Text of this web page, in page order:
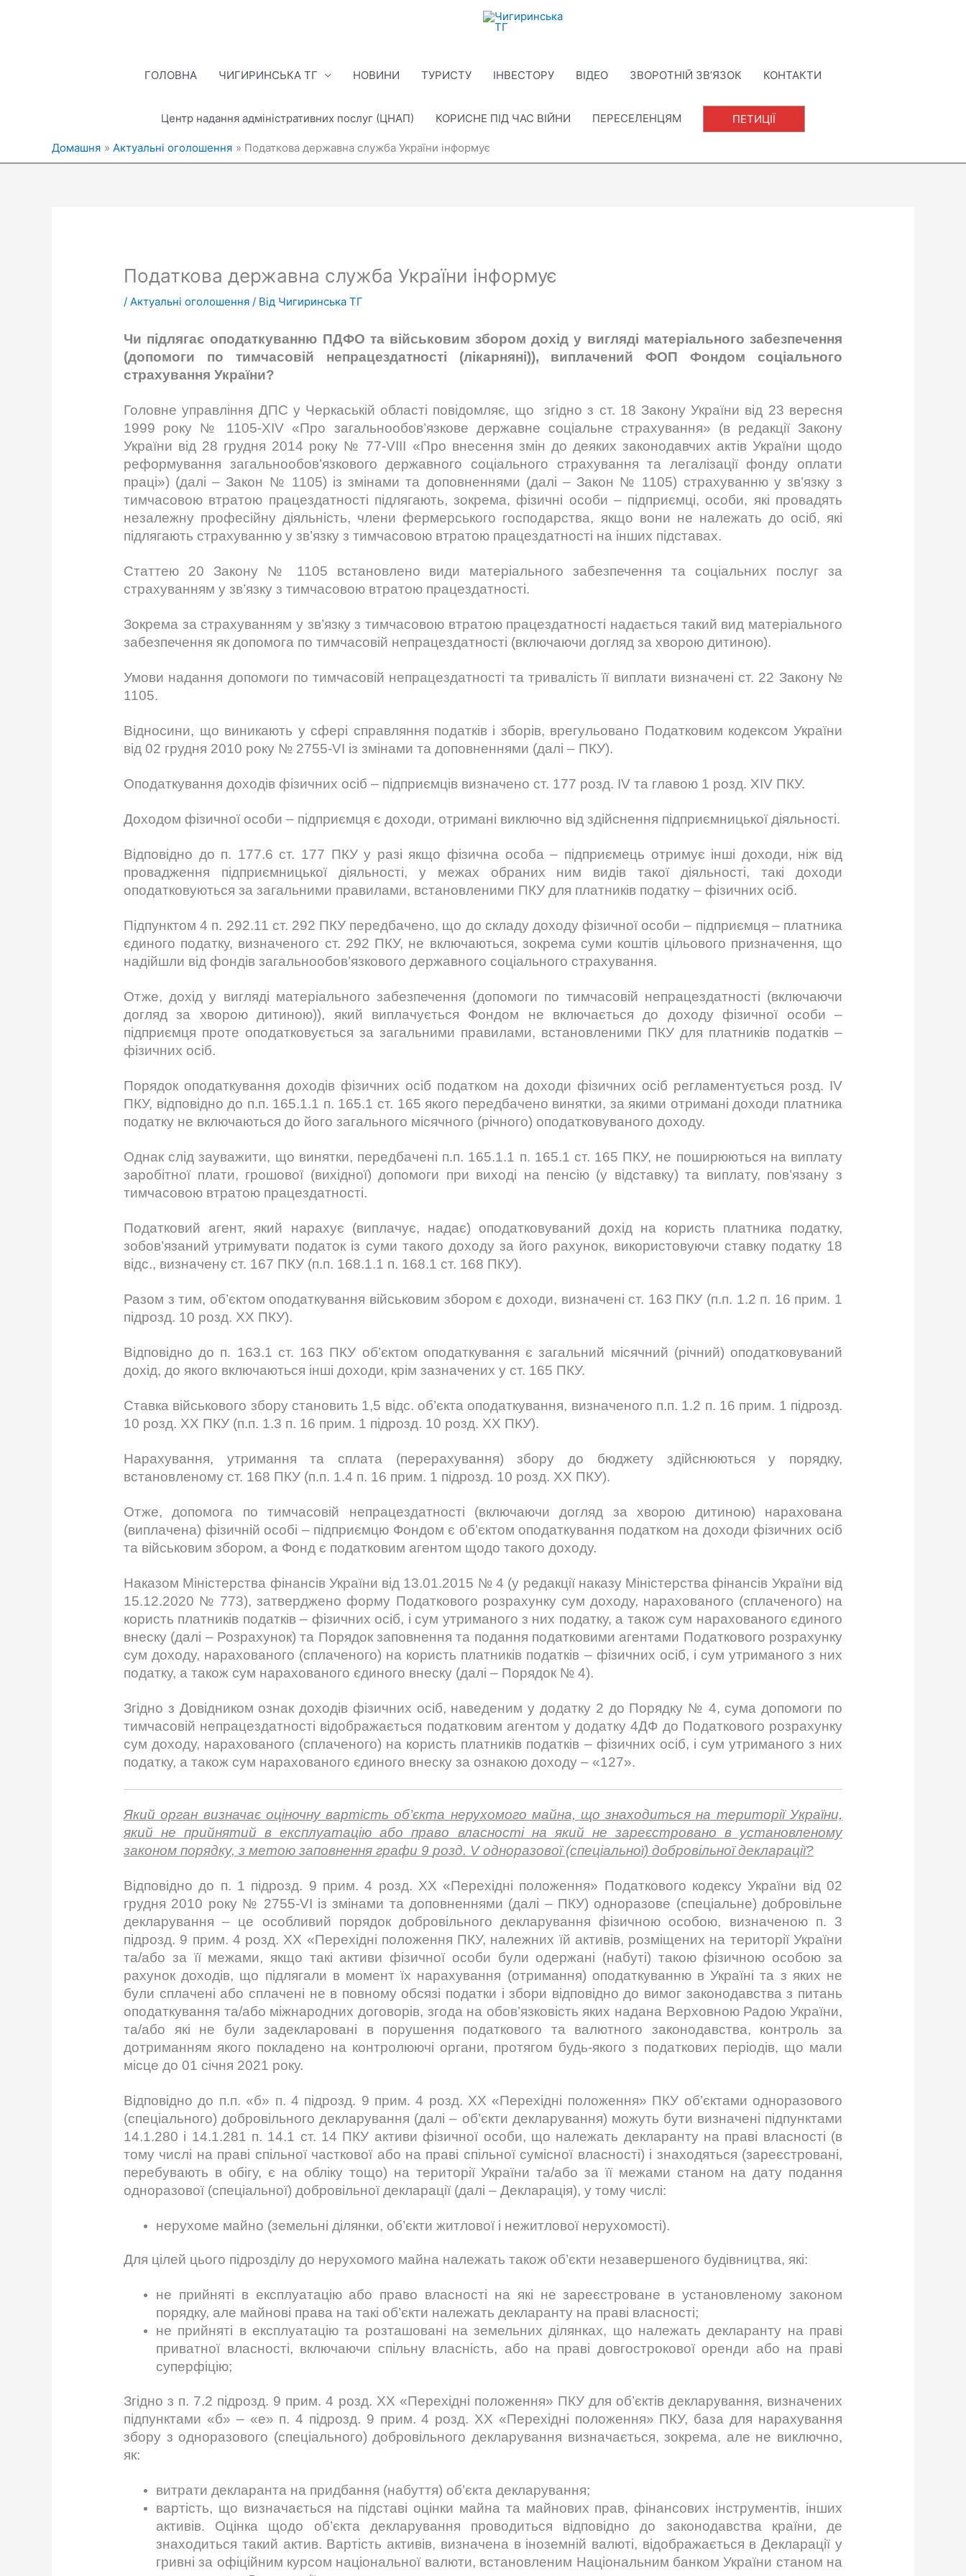
ГОЛОВНА ЧИГИРИНСЬКА ТГ НОВИНИ ТУРИСТУ ІНВЕСТОРУ ВІДЕО ЗВОРОТНІЙ ЗВ’ЯЗОК КОНТАКТИ
Центр надання адміністративних послуг (ЦНАП) КОРИСНЕ ПІД ЧАС ВІЙНИ ПЕРЕСЕЛЕНЦЯМ ПЕТИЦІЇ
Домашня Актуальні оголошення Податкова державна служба України інформує
Податкова державна служба України інформує
/Актуальні оголошення / Від Чигиринська ТГ
Чи підлягає оподаткуванню ПДФО та військовим збором дохід у вигляді матеріального забезпечення
(допомоги по тимчасовій непрацездатності (лікарняні)), виплачений ФОП Фондом соціального
страхування України?
Головне управління ДПС у Черкаській області повідомляє, що згідно з ст. 18 Закону України від 23 вересня
1999 року № 1105-XIV «Про загальнообов’язкове державне соціальне страхування» (в редакції Закону
України від 28 грудня 2014 року № 77-VIII «Про внесення змін до деяких законодавчих актів України щодо
реформування загальнообов’язкового державного соціального страхування та легалізації фонду оплати
праці») (далі – Закон № 1105) із змінами та доповненнями (далі – Закон № 1105) страхуванню у зв’язку з
тимчасовою втратою працездатності підлягають, зокрема, фізичні особи – підприємці, особи, які провадять
незалежну професійну діяльність, члени фермерського господарства, якщо вони не належать до осіб, які
підлягають страхуванню у зв’язку з тимчасовою втратою працездатності на інших підставах.
Статтею 20 Закону № 1105 встановлено види матеріального забезпечення та соціальних послуг за
страхуванням у зв’язку з тимчасовою втратою працездатності.
Зокрема за страхуванням у зв’язку з тимчасовою втратою працездатності надається такий вид матеріального
забезпечення як допомога по тимчасовій непрацездатності (включаючи догляд за хворою дитиною).
Умови надання допомоги по тимчасовій непрацездатності та тривалість її виплати визначені ст. 22 Закону №
1105.
Відносини, що виникають у сфері справляння податків і зборів, врегульовано Податковим кодексом України
від 02 грудня 2010 року № 2755-VI із змінами та доповненнями (далі – ПКУ).
Оподаткування доходів фізичних осіб – підприємців визначено ст. 177 розд. IV та главою 1 розд. XIV ПКУ.
Доходом фізичної особи – підприємця є доходи, отримані виключно від здійснення підприємницької діяльності.
Відповідно до п. 177.6 ст. 177 ПКУ у разі якщо фізична особа – підприємець отримує інші доходи, ніж від
провадження підприємницької діяльності, у межах обраних ним видів такої діяльності, такі доходи
оподатковуються за загальними правилами, встановленими ПКУ для платників податку – фізичних осіб.
Підпунктом 4 п. 292.11 ст. 292 ПКУ передбачено, що до складу доходу фізичної особи – підприємця – платника
єдиного податку, визначеного ст. 292 ПКУ, не включаються, зокрема суми коштів цільового призначення, що
надійшли від фондів загальнообов’язкового державного соціального страхування.
Отже, дохід у вигляді матеріального забезпечення (допомоги по тимчасовій непрацездатності (включаючи
догляд за хворою дитиною)), який виплачується Фондом не включається до доходу фізичної особи –
підприємця проте оподатковується за загальними правилами, встановленими ПКУ для платників податків –
фізичних осіб.
Порядок оподаткування доходів фізичних осіб податком на доходи фізичних осіб регламентується розд. IV
ПКУ, відповідно до п.п. 165.1.1 п. 165.1 ст. 165 якого передбачено винятки, за якими отримані доходи платника
податку не включаються до його загального місячного (річного) оподатковуваного доходу.
Однак слід зауважити, що винятки, передбачені п.п. 165.1.1 п. 165.1 ст. 165 ПКУ, не поширюються на виплату
заробітної плати, грошової (вихідної) допомоги при виході на пенсію (у відставку) та виплату, пов’язану з
тимчасовою втратою працездатності.
Податковий агент, який нарахує (виплачує, надає) оподатковуваний дохід на користь платника податку,
зобов’язаний утримувати податок із суми такого доходу за його рахунок, використовуючи ставку податку 18
відс., визначену ст. 167 ПКУ (п.п. 168.1.1 п. 168.1 ст. 168 ПКУ).
Разом з тим, об’єктом оподаткування військовим збором є доходи, визначені ст. 163 ПКУ (п.п. 1.2 п. 16 прим. 1
підрозд. 10 розд. ХХ ПКУ).
Відповідно до п. 163.1 ст. 163 ПКУ об’єктом оподаткування є загальний місячний (річний) оподатковуваний
дохід, до якого включаються інші доходи, крім зазначених у ст. 165 ПКУ.
Ставка військового збору становить 1,5 відс. об’єкта оподаткування, визначеного п.п. 1.2 п. 16 прим. 1 підрозд.
10 розд. XX ПКУ (п.п. 1.3 п. 16 прим. 1 підрозд. 10 розд. XX ПКУ).
Нарахування, утримання та сплата (перерахування) збору до бюджету здійснюються у порядку,
встановленому ст. 168 ПКУ (п.п. 1.4 п. 16 прим. 1 підрозд. 10 розд. XX ПКУ).
Отже, допомога по тимчасовій непрацездатності (включаючи догляд за хворою дитиною) нарахована
(виплачена) фізичній особі – підприємцю Фондом є об’єктом оподаткування податком на доходи фізичних осіб
та військовим збором, а Фонд є податковим агентом щодо такого доходу.
Наказом Міністерства фінансів України від 13.01.2015 № 4 (у редакції наказу Міністерства фінансів України від
15.12.2020 № 773), затверджено форму Податкового розрахунку сум доходу, нарахованого (сплаченого) на
користь платників податків – фізичних осіб, і сум утриманого з них податку, а також сум нарахованого єдиного
внеску (далі – Розрахунок) та Порядок заповнення та подання податковими агентами Податкового розрахунку
сум доходу, нарахованого (сплаченого) на користь платників податків – фізичних осіб, і сум утриманого з них
податку, а також сум нарахованого єдиного внеску (далі – Порядок № 4).
Згідно з Довідником ознак доходів фізичних осіб, наведеним у додатку 2 до Порядку № 4, сума допомоги по
тимчасовій непрацездатності відображається податковим агентом у додатку 4ДФ до Податкового розрахунку
сум доходу, нарахованого (сплаченого) на користь платників податків – фізичних осіб, і сум утриманого з них
податку, а також сум нарахованого єдиного внеску за ознакою доходу – «127».
Який орган визначає оціночну вартість об’єкта нерухомого майна, що знаходиться на території України,
який не прийнятий в експлуатацію або право власності на який не зареєстровано в установленому
законом порядку, з метою заповнення графи 9розд. V одноразової (спеціальної) добровільної декларації?
Відповідно до п. 1 підрозд. 9 прим. 4 розд. XX «Перехідні положення» Податкового кодексу України від 02
грудня 2010 року № 2755-VI із змінами та доповненнями (далі – ПКУ) одноразове (спеціальне) добровільне
декларування – це особливий порядок добровільного декларування фізичною особою, визначеною п. 3
підрозд. 9 прим. 4 розд. XX «Перехідні положення ПКУ, належних їй активів, розміщених на території України
та/або за її межами, якщо такі активи фізичної особи були одержані (набуті) такою фізичною особою за
рахунок доходів, що підлягали в момент їх нарахування (отримання) оподаткуванню в Україні та з яких не
були сплачені або сплачені не в повному обсязі податки і збори відповідно до вимог законодавства з питань
оподаткування та/або міжнародних договорів, згода на обов’язковість яких надана Верховною Радою України,
та/або які не були задекларовані в порушення податкового та валютного законодавства, контроль за
дотриманням якого покладено на контролюючі органи, протягом будь-якого з податкових періодів, що мали
місце до 01 січня 2021 року.
Відповідно до п.п. «б» п. 4 підрозд. 9 прим. 4 розд. XX «Перехідні положення» ПКУ об’єктами одноразового
(спеціального) добровільного декларування (далі – об’єкти декларування) можуть бути визначені підпунктами
14.1.280 і 14.1.281 п. 14.1 ст. 14 ПКУ активи фізичної особи, що належать декларанту на праві власності (в
тому числі на праві спільної часткової або на праві спільної сумісної власності) і знаходяться (зареєстровані,
перебувають в обігу, є на обліку тощо) на території України та/або за її межами станом на дату подання
одноразової (спеціальної) добровільної декларації (далі – Декларація), у тому числі:
нерухоме майно (земельні ділянки, об’єкти житлової і нежитлової нерухомості).
Для цілей цього підрозділу до нерухомого майна належать також об’єкти незавершеного будівництва, які:
не прийняті в експлуатацію або право власності на які не зареєстроване в установленому законом
порядку, але майнові права на такі об’єкти належать декларанту на праві власності;
не прийняті в експлуатацію та розташовані на земельних ділянках, що належать декларанту на праві
приватної власності, включаючи спільну власність, або на праві довгострокової оренди або на праві
суперфіцію;
Згідно з п. 7.2 підрозд. 9 прим. 4 розд. XX «Перехідні положення» ПКУ для об’єктів декларування, визначених
підпунктами «б» – «е» п. 4 підрозд. 9 прим. 4 розд. XX «Перехідні положення» ПКУ, база для нарахування
збору з одноразового (спеціального) добровільного декларування визначається, зокрема, але не виключно,
як:
витрати декларанта на придбання (набуття) об’єкта декларування;
вартість, що визначається на підставі оцінки майна та майнових прав, фінансових інструментів, інших
активів. Оцінка щодо об’єкта декларування проводиться відповідно до законодавства країни, де
знаходиться такий актив. Вартість активів, визначена в іноземній валюті, відображається в Декларації у
гривні за офіційним курсом національної валюти, встановленим Національним банком України станом на